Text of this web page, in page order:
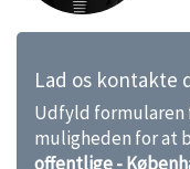
Lad os kontakte
Udfyld formularen
muligheden for at
offentlige -